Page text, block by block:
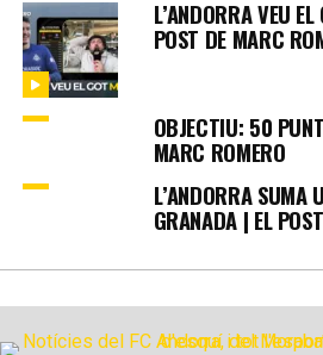
L’ANDORRA VEU
POST DE MARC
OBJECTIU: 50
MARC ROMERO
L’ANDORRA SUMA
GRANADA | EL